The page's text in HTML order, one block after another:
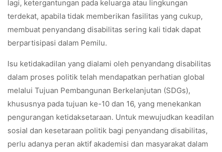
lagi, ketergantungan pada keluarga atau lingkungan
terdekat, apabila tidak memberikan fasilitas yang cukup,
membuat penyandang disabilitas sering kali tidak dapat
berpartisipasi dalam Pemilu.
Isu ketidakadilan yang dialami oleh penyandang disabilitas
dalam proses politik telah mendapatkan perhatian global
melalui Tujuan Pembangunan Berkelanjutan (SDGs),
khususnya pada tujuan ke-10 dan 16, yang menekankan
pengurangan ketidaksetaraan. Untuk mewujudkan keadilan
sosial dan kesetaraan politik bagi penyandang disabilitas,
perlu adanya peran aktif akademisi dan masyarakat dalam